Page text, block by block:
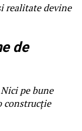
realitate devine
de
pe bune
construcție